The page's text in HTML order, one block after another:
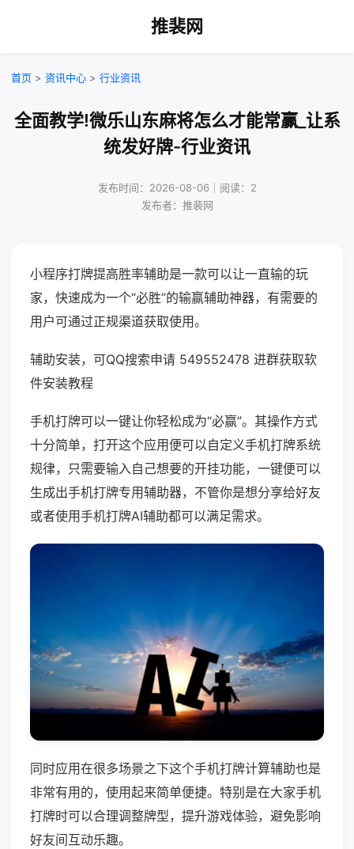
推裴网
首页 > 资讯中心 > 行业资讯
全面教学!微乐山东麻将怎么才能常赢_让系
统发好牌-行业资讯
发布时间：2026-08-06｜阅读：2
发布者：推裴网
小程序打牌提高胜率辅助是一款可以让一直输的玩
家，快速成为一个“必胜”的输赢辅助神器，有需要的
用户可通过正规渠道获取使用。
辅助安装，可QQ搜索申请 549552478 进群获取软
件安装教程
手机打牌可以一键让你轻松成为“必赢”。其操作方式
十分简单，打开这个应用便可以自定义手机打牌系统
规律，只需要输入自己想要的开挂功能，一键便可以
生成出手机打牌专用辅助器，不管你是想分享给好友
或者使用手机打牌AI辅助都可以满足需求。
同时应用在很多场景之下这个手机打牌计算辅助也是
非常有用的，使用起来简单便捷。特别是在大家手机
打牌时可以合理调整牌型，提升游戏体验，避免影响
好友间互动乐趣。